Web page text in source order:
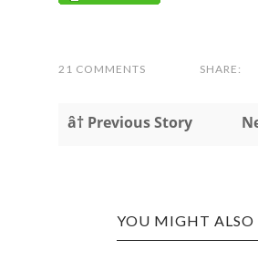
21 COMMENTS SHARE:
â† Previous Story
YOU MIGHT ALSO